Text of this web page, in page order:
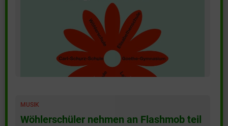
MUSIK
Wöhlerschüler nehmen an Flashmob teil